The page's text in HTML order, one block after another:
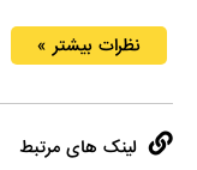
نظرات بیشتر »
لینک های مرتبط